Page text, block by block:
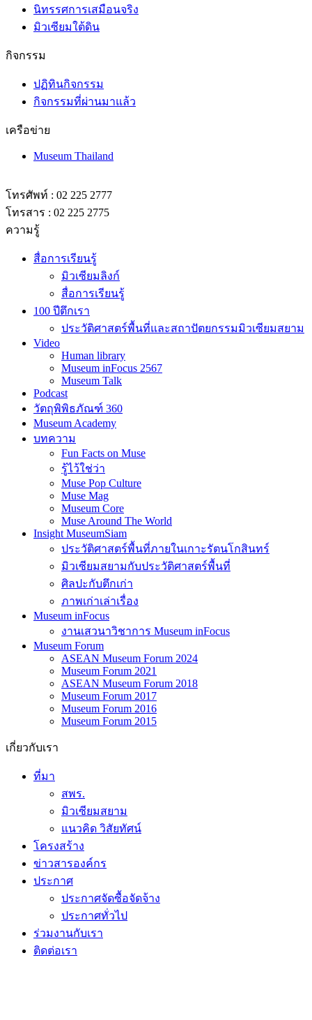
นิทรรศการเสมือนจริง
มิวเซียมใต้ดิน
กิจกรรม
ปฏิทินกิจกรรม
กิจกรรมที่ผ่านมาแล้ว
เครือข่าย
Museum Thailand
โทรศัพท์ : 02 225 2777
โทรสาร : 02 225 2775
ความรู้
สื่อการเรียนรู้
มิวเซียมลิงก์
สื่อการเรียนรู้
100 ปีตึกเรา
ประวัติศาสตร์พื้นที่และสถาปัตยกรรมมิวเซียมสยาม
Video
Human library
Museum inFocus 2567
Museum Talk
Podcast
วัตถุพิพิธภัณฑ์ 360
Museum Academy
บทความ
Fun Facts on Muse
รู้ไว้ใช่ว่า
Muse Pop Culture
Muse Mag
Museum Core
Muse Around The World
Insight MuseumSiam
ประวัติศาสตร์พื้นที่ภายในเกาะรัตนโกสินทร์
มิวเซียมสยามกับประวัติศาสตร์พื้นที่
ศิลปะกับตึกเก่า
ภาพเก่าเล่าเรื่อง
Museum inFocus
งานเสวนาวิชาการ Museum inFocus
Museum Forum
ASEAN Museum Forum 2024
Museum Forum 2021
ASEAN Museum Forum 2018
Museum Forum 2017
Museum Forum 2016
Museum Forum 2015
เกี่ยวกับเรา
ที่มา
สพร.
มิวเซียมสยาม
แนวคิด วิสัยทัศน์
โครงสร้าง
ข่าวสารองค์กร
ประกาศ
ประกาศจัดซื้อจัดจ้าง
ประกาศทั่วไป
ร่วมงานกับเรา
ติดต่อเรา